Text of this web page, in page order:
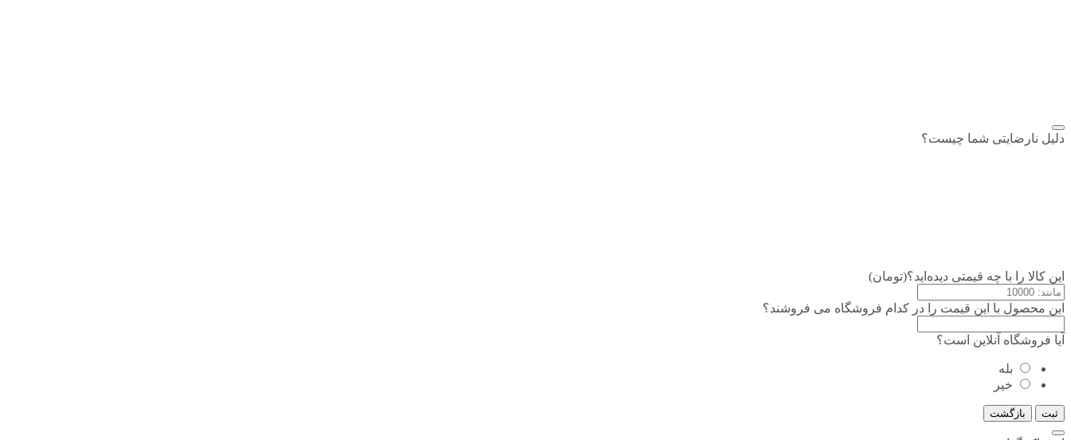
دلیل نارضایتی شما چیست؟
این کالا را با چه قیمتی دیده‌اید؟(تومان)
این محصول با این قیمت را در کدام فروشگاه می فروشند؟
آیا فروشگاه آنلاین است؟
بله
خیر
ثبت بازگشت